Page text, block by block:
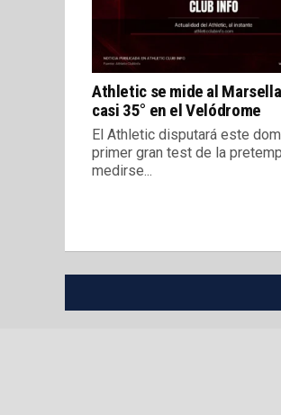
Athletic se mide al
casi 35° en el Velódrome
El Athletic disputará este
primer gran test de la
medirse...